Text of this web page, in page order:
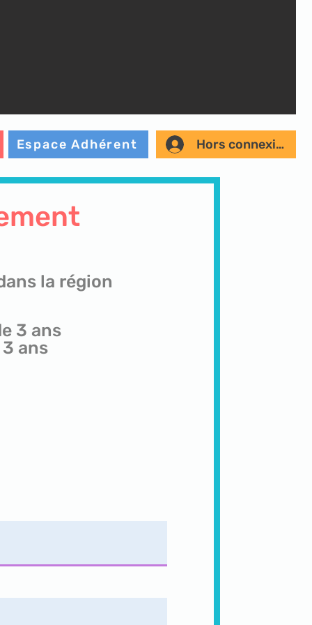
Espace Adhérent Hors connexion
la région
3 ans
ans